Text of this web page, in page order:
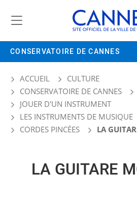
CONSERVATOIRE DE CANNES
ACCUEIL
CULTURE
CONSERVATOIRE DE CANNES
JOUER D'UN INSTRUMENT
LES INSTRUMENTS DE MUSIQUE
CORDES PINCÉES
LA
LA GUITARE